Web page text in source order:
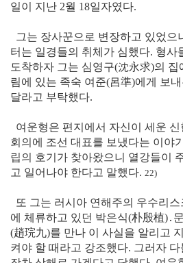
일이 지난 2월 18일자였다.
그는 장사꾼으로 변장하고 있었으
터는 일경들의 취체가 심했다. 형사
도착하자 그는 심영구(沈永求)의 집
림에 있는 족숙 여준(呂準)에게 보
달라고 부탁했다.
여운형은 편지에서 자신이 세운
회의에 조선 대표를 보냈다는 이야
립의 호기가 찾아왔으니 열강들이
고 일어나야 한다고 말했다. 22)
또 그는 러시아 연해주의 우수리
에 체류하고 있던 박은식(朴殷植)․
(趙琓九)를 만나 이 사실을 알리고
켜야 할 때라고 강조했다. 그러자